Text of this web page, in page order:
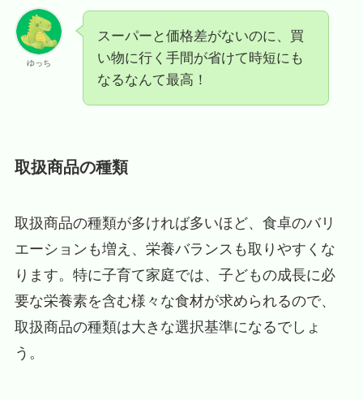
ゆっち
スーパーと価格差がないのに、買
い物に行く手間が省けて時短にも
なるなんて最高！
取扱商品の種類
取扱商品の種類が多ければ多いほど、食卓のバリ
エーションも増え、栄養バランスも取りやすくな
ります。特に子育て家庭では、子どもの成長に必
要な栄養素を含む様々な食材が求められるので、
取扱商品の種類は大きな選択基準になるでしょ
う。